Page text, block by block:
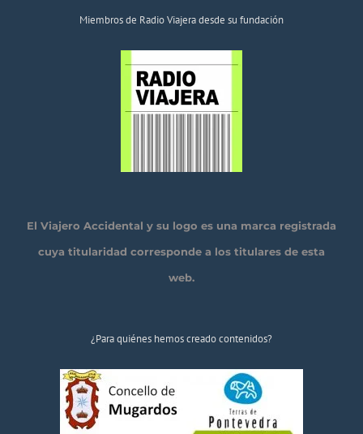
Miembros de Radio Viajera desde su fundación
El Viajero Accidental y su logo es una marca registrada
cuya titularidad corresponde a los titulares de esta
web.
¿Para quiénes hemos creado contenidos?